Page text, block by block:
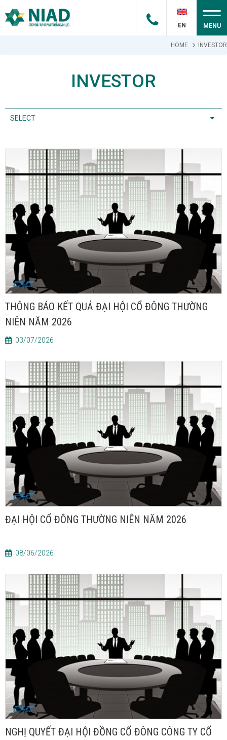
EN MENU
HOME INVESTOR
INVESTOR
SELECT
THÔNG BÁO KẾT QUẢ ĐẠI HỘI CỔ ĐÔNG THƯỜNG
NIÊN NĂM 2026
03/07/2026
ĐẠI HỘI CỔ ĐÔNG THƯỜNG NIÊN NĂM 2026
08/06/2026
NGHỊ QUYẾT ĐẠI HỘI ĐỒNG CỔ ĐÔNG CÔNG TY CỔ